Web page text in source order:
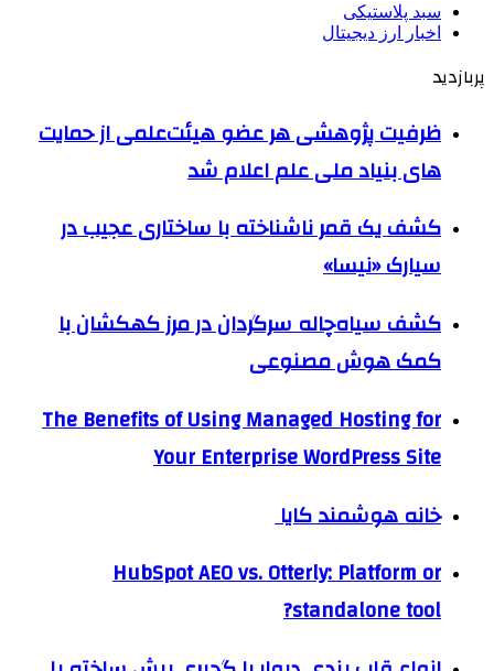
سبد پلاستیکی
اخبار ارز دیجیتال
پربازدید
ظرفیت پژوهشی هر عضو هیئت‌علمی از حمایت
های بنیاد ملی علم اعلام شد
کشف یک قمر ناشناخته با ساختاری عجیب در
سیارک «نیسا»
کشف سیاه‌چاله سرگردان در مرز کهکشان با
کمک هوش مصنوعی
The Benefits of Using Managed Hosting for
Your Enterprise WordPress Site
خانه هوشمند کایا
HubSpot AEO vs. Otterly: Platform or
standalone tool?